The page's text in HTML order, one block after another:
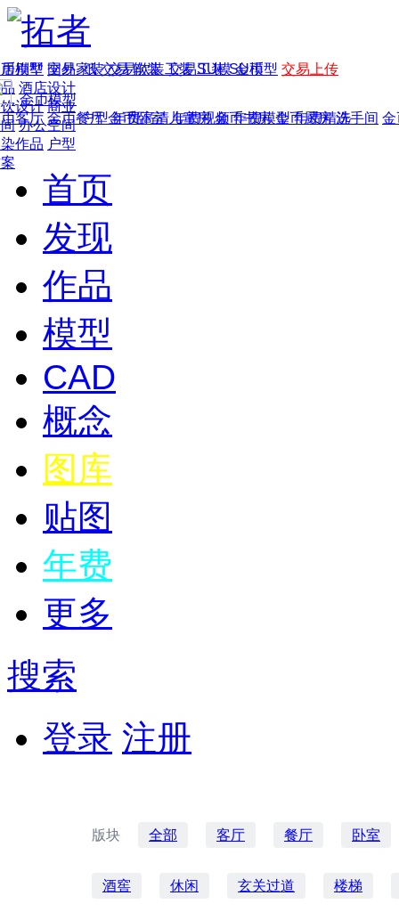
首页
发现
年费 作品 图纸 交易 软装 工装 SU模 金币
年费版块
费图纸 年费户型 年费高清 年费视频 年费模型 年费精选
作品
别墅 国外
酒店设计
设计 商业
办公空间
作品 户型
模型
模型 交易家装 交易软装 交易工装 SU模型 交易上传
金币模型
客厅 金币餐厅 金币卧室 儿童房 金币书房 金币厨房 洗手间 金
CAD
概念
图库
贴图
年费
更多
搜索
登录 注册
版块 全部 客厅 餐厅 卧室
酒窖 休闲 玄关过道 楼梯